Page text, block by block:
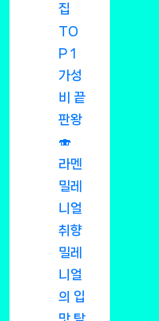
집
TO
P 1
가성
비 끝
판왕
🍣
라멘
밀레
니얼
취향
밀레
니얼
의 입